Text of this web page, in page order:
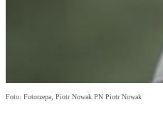
Foto: Fotorzepa, Piotr Nowak PN Piotr Nowak